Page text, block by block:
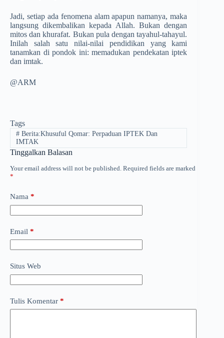
Jadi, setiap ada fenomena alam apapun namanya, maka
langsung dikembalikan kepada Allah. Bukan dengan
mitos dan khurafat. Bukan pula dengan tayahul-tahayul.
Inilah salah satu nilai-nilai pendidikan yang kami
tanamkan di pondok ini: memadukan pendekatan iptek
dan imtak.
@ARM
Tags
#Berita:Khusuful Qomar: Perpaduan IPTEK Dan
IMTAK
Tinggalkan Balasan
Your email address will not be published. Required fields are marked
*
Nama *
Email *
Situs Web
Tulis Komentar *